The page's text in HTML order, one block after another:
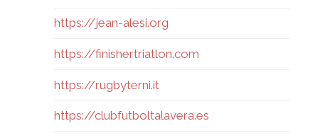
https://jean-alesi.org
https://finishertriatlon.com
https://rugbyterni.it
https://clubfutboltalavera.es